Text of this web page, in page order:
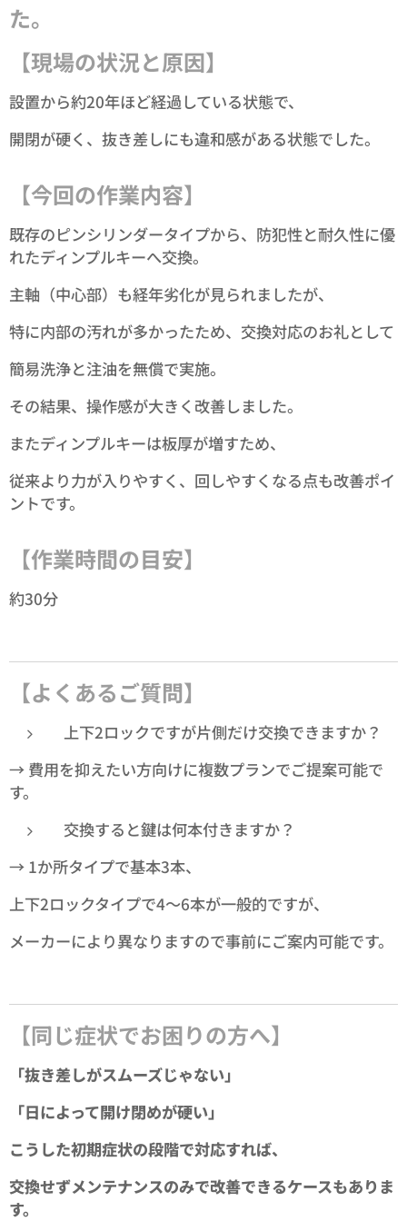
た。
【現場の状況と原因】
設置から約20年ほど経過している状態で、
開閉が硬く、抜き差しにも違和感がある状態でした。
【今回の作業内容】
既存のピンシリンダータイプから、防犯性と耐久性に優
れたディンプルキーへ交換。
主軸（中心部）も経年劣化が見られましたが、
特に内部の汚れが多かったため、交換対応のお礼として
簡易洗浄と注油を無償で実施。
その結果、操作感が大きく改善しました。
またディンプルキーは板厚が増すため、
従来より力が入りやすく、回しやすくなる点も改善ポイ
ントです。
【作業時間の目安】
約30分
【よくあるご質問】
上下2ロックですが片側だけ交換できますか？
→ 費用を抑えたい方向けに複数プランでご提案可能で
す。
交換すると鍵は何本付きますか？
→ 1か所タイプで基本3本、
上下2ロックタイプで4～6本が一般的ですが、
メーカーにより異なりますので事前にご案内可能です。
【同じ症状でお困りの方へ】
「抜き差しがスムーズじゃない」
「日によって開け閉めが硬い」
こうした初期症状の段階で対応すれば、
交換せずメンテナンスのみで改善できるケースもありま
す。